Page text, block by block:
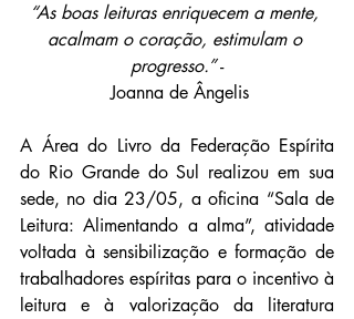
“As boas leituras enriquecem a mente,
acalmam o coração, estimulam o
progresso.” -
Joanna de Ângelis
A Área do Livro da Federação Espírita
do Rio Grande do Sul realizou em sua
sede, no dia 23/05, a oficina “Sala de
Leitura: Alimentando a alma”, atividade
voltada à sensibilização e formação de
trabalhadores espíritas para o incentivo à
leitura e à valorização da literatura